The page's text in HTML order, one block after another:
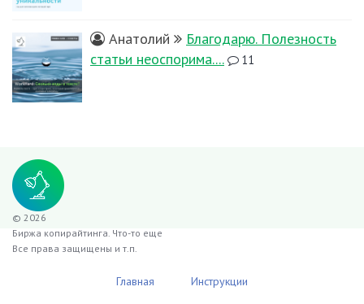
Анатолий
Благодарю. Полезность
статьи неоспорима....
11
© 2026
Биржа копирайтинга. Что-то еще
Все права защищены и т.п.
Главная Инструкции